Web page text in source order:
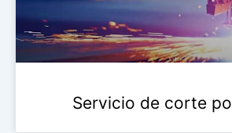
Servicio de corte